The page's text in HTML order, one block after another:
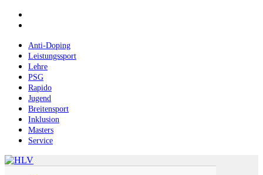
Skip
contentAnti-Doping
Leistungssport
Lehre
PSG
Rapido
Jugend
Breitensport
Inklusion
Masters
Service